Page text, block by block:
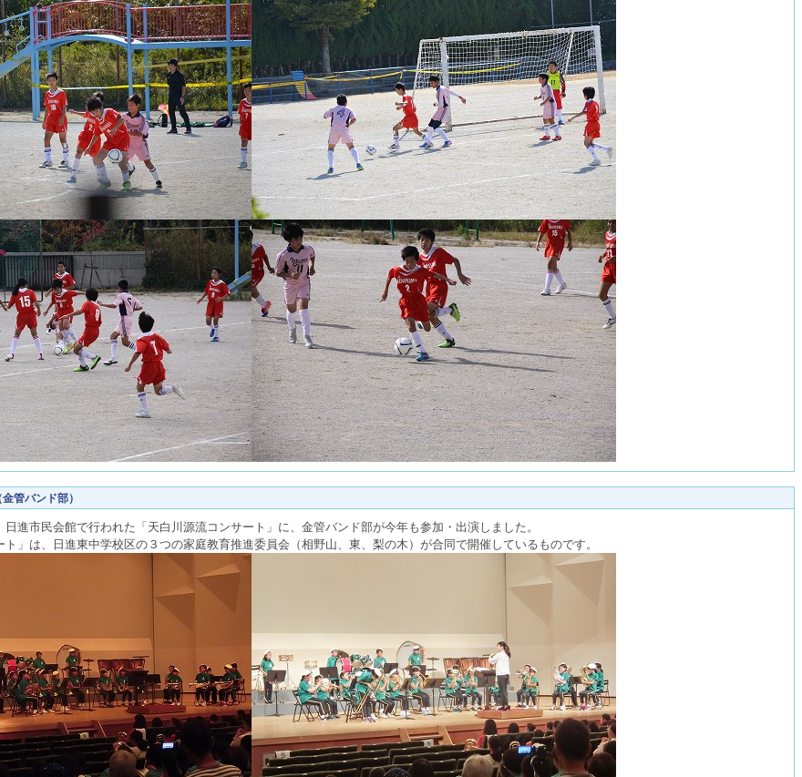
管バンド部）
日進市民会館で行われた「天白川源流コンサート」に、金管バンド部が今年も参加・出演しました。
ト」は、日進東中学校区の３つの家庭教育推進委員会（相野山、東、梨の木）が合同で開催しているものです。